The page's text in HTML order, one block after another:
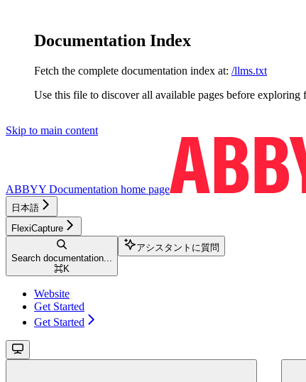
Documentation Index
Fetch the complete documentation index at: /llms.txt
Use this file to discover all available pages before exploring
Skip to main content
ABBYY Documentation home page
日本語
FlexiCapture
Search documentation...
⌘K
アシスタントに質問
Website
Get Started
Get Started